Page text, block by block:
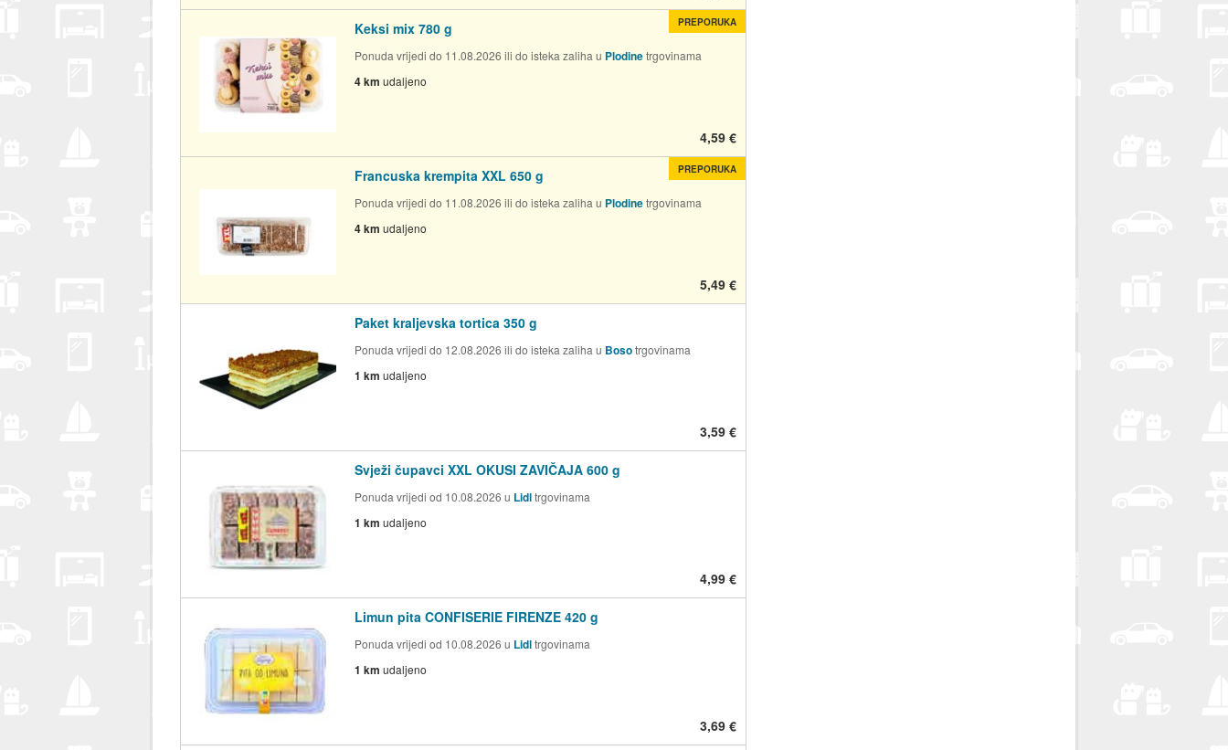
Keksi mix 780 g
Ponuda vrijedi do 11.08.2026 ili do isteka zaliha u Plodinetrgovinama
4 km udaljeno
4,59 €
PREPORUKA
Francuska krempita XXL 650 g
Ponuda vrijedi do 11.08.2026 ili do isteka zaliha u Plodinetrgovinama
4 km udaljeno
5,49 €
PREPORUKA
Paket kraljevska tortica 350 g
Ponuda vrijedi do 12.08.2026 ili do isteka zaliha u Bosotrgovinama
1 km udaljeno
3,59 €
Svježi čupavci XXL OKUSI ZAVIČAJA 600 g
Ponuda vrijedi od 10.08.2026 u Lidltrgovinama
1 km udaljeno
4,99 €
Limun pita CONFISERIE FIRENZE 420 g
Ponuda vrijedi od 10.08.2026 u Lidltrgovinama
1 km udaljeno
3,69 €